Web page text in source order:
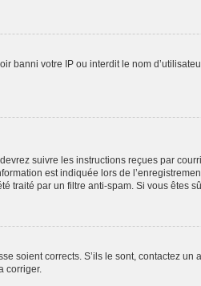
votre IP ou interdit le nom
suivre les instructions reçues par
est indiquée lors de
par un filtre anti-spam. Si vous êtes
corrects. S’ils le sont, contactez
corriger.